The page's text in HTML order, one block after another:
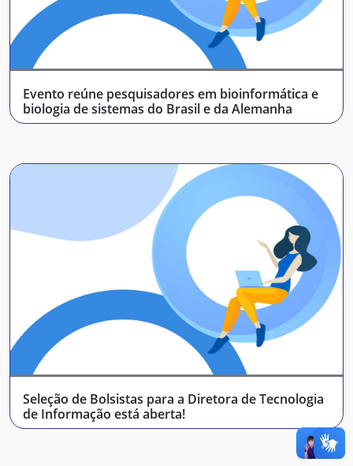
Evento reúne pesquisadores em bioinformática e
biologia de sistemas do Brasil e da Alemanha
Seleção de Bolsistas para a Diretora de Tecnologia
de Informação está aberta!